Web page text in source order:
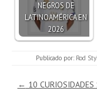
NEGROS DE
LATINOAMÉRICA EN
2026
Publicado por: Rod
Navegación de entradas
← 10 CURIOSIDADES